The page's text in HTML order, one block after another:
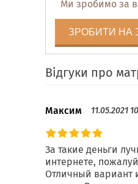
Ми зробимо за
ЗРОБИТИ НА
Відгуки про
Максим 11.05.2021
За такие деньги
интернете,
Отличный вариант